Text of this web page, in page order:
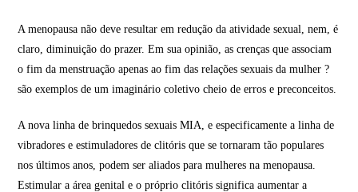
A menopausa não deve resultar em redução da atividade sexual, nem, é
claro, diminuição do prazer. Em sua opinião, as crenças que associam
o fim da menstruação apenas ao fim das relações sexuais da mulher ?
são exemplos de um imaginário coletivo cheio de erros e preconceitos.
A nova linha de brinquedos sexuais MIA, e especificamente a linha de
vibradores e estimuladores de clitóris que se tornaram tão populares
nos últimos anos, podem ser aliados para mulheres na menopausa.
Estimular a área genital e o próprio clitóris significa aumentar a